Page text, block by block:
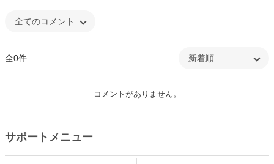
全0件
コメントがありません。
サポートメニュー